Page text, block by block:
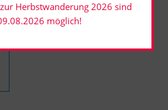
Herbstwanderung 2026 sind
möglich!